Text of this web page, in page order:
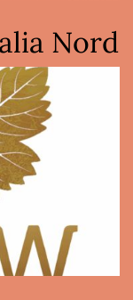
Nord